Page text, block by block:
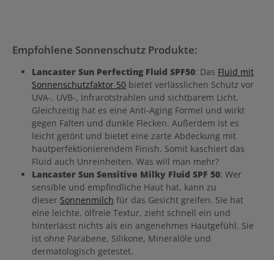
Empfohlene Sonnenschutz Produkte:
Lancaster Sun Perfecting Fluid SPF50: Das Fluid mit
Sonnenschutzfaktor 50 bietet verlässlichen Schutz vor
UVA-, UVB-, Infrarotstrahlen und sichtbarem Licht.
Gleichzeitig hat es eine Anti-Aging Formel und wirkt
gegen Falten und dunkle Flecken. Außerdem ist es
leicht getönt und bietet eine zarte Abdeckung mit
hautperfektionierendem Finish. Somit kaschiert das
Fluid auch Unreinheiten. Was will man mehr?
Lancaster Sun Sensitive Milky Fluid SPF 50: Wer
sensible und empfindliche Haut hat, kann zu
dieser Sonnenmilch für das Gesicht greifen. Sie hat
eine leichte, ölfreie Textur, zieht schnell ein und
hinterlässt nichts als ein angenehmes Hautgefühl. Sie
ist ohne Parabene, Silikone, Mineralöle und
dermatologisch getestet.